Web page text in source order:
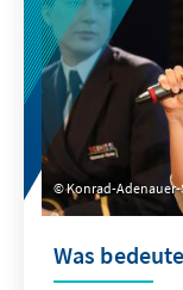
erarbeitet
Konrad-Adenauer-
Was